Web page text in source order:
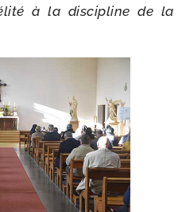
à la dis­ci­pline de la